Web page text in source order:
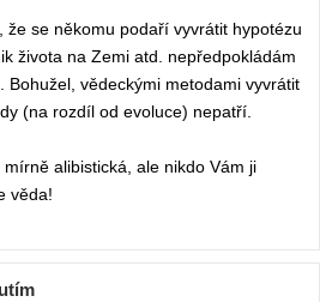
že se někomu podaří vyvrátit hypotézu
života na Zemi atd. nepředpokládám
Bohužel, vědeckými metodami vyvrátit
(na rozdíl od evoluce) nepatří.
alibistická, ale nikdo Vám ji
věda!